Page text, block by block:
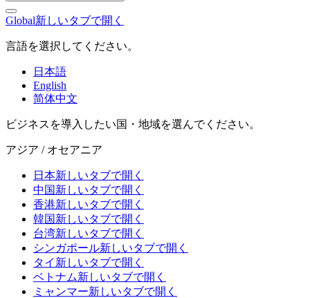
Global新しいタブで開く
言語を選択してください。
日本語
English
简体中文
ビジネスを導入したい国・地域を選んでください。
アジア / オセアニア
日本新しいタブで開く
中国新しいタブで開く
香港新しいタブで開く
韓国新しいタブで開く
台湾新しいタブで開く
シンガポール新しいタブで開く
タイ 新しいタブで開く
ベトナム新しいタブで開く
ミャンマー新しいタブで開く